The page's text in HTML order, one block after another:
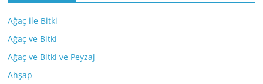
Ağaç ile Bitki
Ağaç ve Bitki
Ağaç ve Bitki ve Peyzaj
Ahşap